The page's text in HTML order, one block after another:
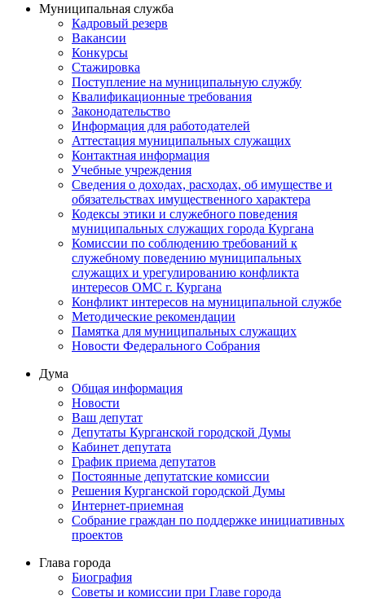
Муниципальная служба
Кадровый резерв
Вакансии
Конкурсы
Стажировка
Поступление на муниципальную службу
Квалификационные требования
Законодательство
Информация для работодателей
Аттестация муниципальных служащих
Контактная информация
Учебные учреждения
Сведения о доходах, расходах, об имуществе и
обязательствах имущественного характера
Кодексы этики и служебного поведения
муниципальных служащих города Кургана
Комиссии по соблюдению требований к
служебному поведению муниципальных
служащих и урегулированию конфликта
интересов ОМС г. Кургана
Конфликт интересов на муниципальной службе
Методические рекомендации
Памятка для муниципальных служащих
Новости Федерального Cобрания
Дума
Общая информация
Новости
Ваш депутат
Депутаты Курганской городской Думы
Кабинет депутата
График приема депутатов
Постоянные депутатские комиссии
Решения Курганской городской Думы
Интернет-приемная
Собрание граждан по поддержке инициативных
проектов
Глава города
Биография
Советы и комиссии при Главе города